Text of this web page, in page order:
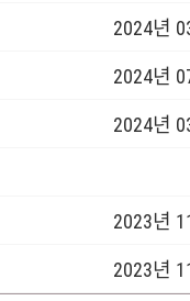
2024년
2024년
2024년
2023년
2023년